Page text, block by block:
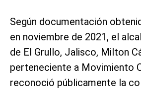
Según documentación
en noviembre de 2021, el
de El Grullo, Jalisco, Milton
perteneciente a Movimiento
reconoció públicamente la